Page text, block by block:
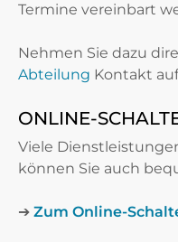
Termine vereinbart
Nehmen Sie dazu
Abteilung Kontakt
ONLINE-
Viele
können Sie auch
➔ Zum Online-